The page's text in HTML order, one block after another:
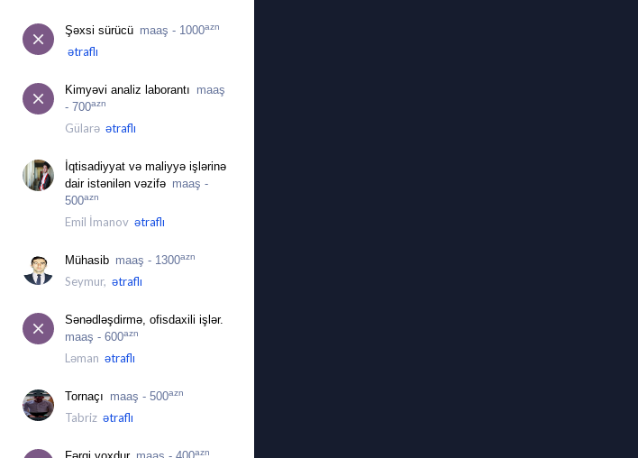
Şəxsi sürücü maaş - 1000azn
ətraflı
Kimyəvi analiz laborantı maaş
- 700azn
Gülarə ətraflı
İqtisadiyyat və maliyyə işlərinə
dair istənilən vəzifə maaş -
500azn
Emil İmanov ətraflı
Mühasib maaş - 1300azn
Seymur, ətraflı
Sənədləşdirmə, ofisdaxili işlər.
maaş - 600azn
Ləman ətraflı
Tornaçı maaş - 500azn
Tabriz ətraflı
azn